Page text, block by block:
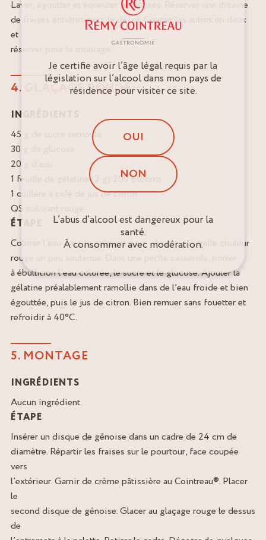
Laver, égoutter et équeuter les fraises. Réserver une dizaine
de fraises entières pour le décor. Couper les autres en deux
et
réserver pour le montage.
4. GLAÇAGE ROUGE
INGRÉDIENTS
45 g de sucre semoule
30 g de glucose
20 g d’eau
1 feuille de gélatine (2 g) 200 Blooms
1 cuillère à café de jus de citron
QS colorant rouge
ÉTAPE
Colorer l’eau avec le colorant pour obtenir une belle couleur
rouge un peu soutenue. Dans une petite casserole, porter
à ébullition l’eau colorée, le sucre et le glucose. Ajouter la
gélatine préalablement ramollie dans de l’eau froide et bien
égouttée, puis le jus de citron. Bien remuer sans fouetter et
refroidir à 40°C.
5. MONTAGE
INGRÉDIENTS
Aucun ingrédient.
ÉTAPE
Insérer un disque de génoise dans un cadre de 24 cm de
diamètre. Répartir les fraises sur le pourtour, face coupée
vers
l’extérieur. Garnir de crème pâtissière au Cointreau®. Placer
le
second disque de génoise. Glacer au glaçage rouge le dessus
de
Je certifie avoir l’âge légal requis par la
législation sur l’alcool dans mon pays de
résidence pour visiter ce site.
OUI
NON
L’abus d’alcool est dangereux pour la
santé.
À consommer avec modération.